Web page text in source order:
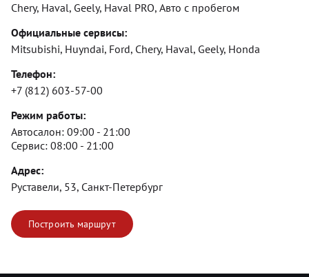
Chery, Haval, Geely, Haval PRO, Авто с пробегом
Официальные сервисы:
Mitsubishi, Huyndai, Ford, Chery, Haval, Geely, Honda
Телефон:
+7 (812) 603-57-00
Режим работы:
Автосалон: 09:00 - 21:00
Сервис: 08:00 - 21:00
Адрес:
Руставели, 53, Санкт-Петербург
Построить маршрут